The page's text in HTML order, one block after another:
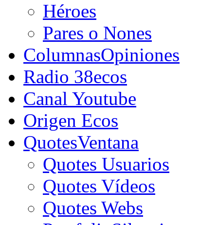
Héroes
Pares o Nones
ColumnasOpiniones
Radio 38ecos
Canal Youtube
Origen Ecos
QuotesVentana
Quotes Usuarios
Quotes Vídeos
Quotes Webs